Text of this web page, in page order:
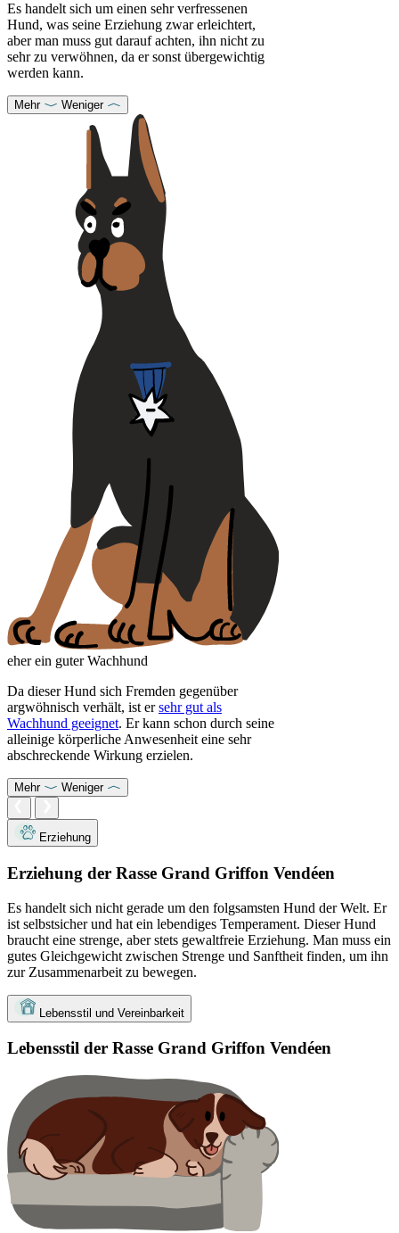
Es handelt sich um einen sehr verfressenen
Hund, was seine Erziehung zwar erleichtert,
aber man muss gut darauf achten, ihn nicht zu
sehr zu verwöhnen, da er sonst übergewichtig
werden kann.
Mehr Weniger
eher ein guter Wachhund
Da dieser Hund sich Fremden gegenüber
argwöhnisch verhält, ist ersehr gut als
Wachhund geeignet. Er kann schon durch seine
alleinige körperliche Anwesenheit eine sehr
abschreckende Wirkung erzielen.
Mehr Weniger
Erziehung
Erziehung der Rasse Grand Griffon Vendéen
Es handelt sich nicht gerade um den folgsamsten Hund der Welt. Er
ist selbstsicher und hat ein lebendiges Temperament. Dieser Hund
braucht eine strenge, aber stets gewaltfreie Erziehung. Man muss ein
gutes Gleichgewicht zwischen Strenge und Sanftheit finden, um ihn
zur Zusammenarbeit zu bewegen.
Lebensstil und Vereinbarkeit
Lebensstil der Rasse Grand Griffon Vendéen